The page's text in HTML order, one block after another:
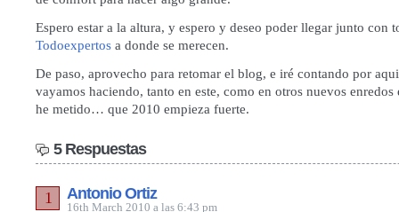
Espero estar a la altura, y espero y deseo poder llegar junto con
Todoexpertos a donde se merecen.
De paso, aprovecho para retomar el blog, e iré contando por
vayamos haciendo, tanto en este, como en otros nuevos enredos
he metido… que 2010 empieza fuerte.
5 Respuestas
Antonio Ortiz
16th March 2010 a las 6:43 pm
1